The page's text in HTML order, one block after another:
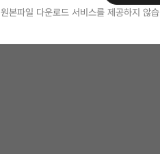
원본파일 다운로드 서비스를 제공하지 않